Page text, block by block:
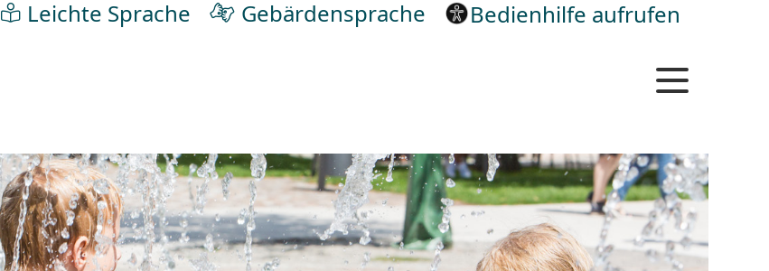
Leichte Sprache Gebärdensprache Bedienhilfe aufrufen